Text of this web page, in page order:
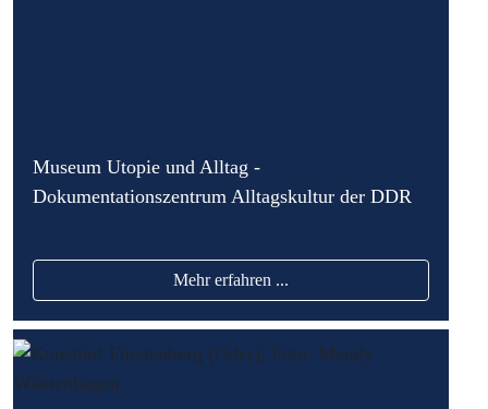
Museum Utopie und Alltag -
Dokumentationszentrum Alltagskultur der DDR
Mehr erfahren ...